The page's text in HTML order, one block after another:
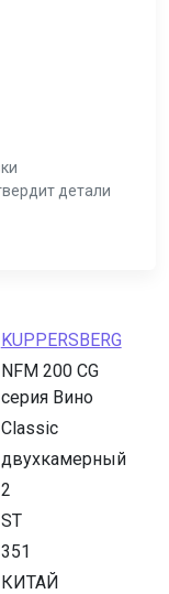
детали
KUPPERSBERG
NFM 200 CG
серия Вино
Classic
двухкамерный
2
ST
351
КИТАЙ